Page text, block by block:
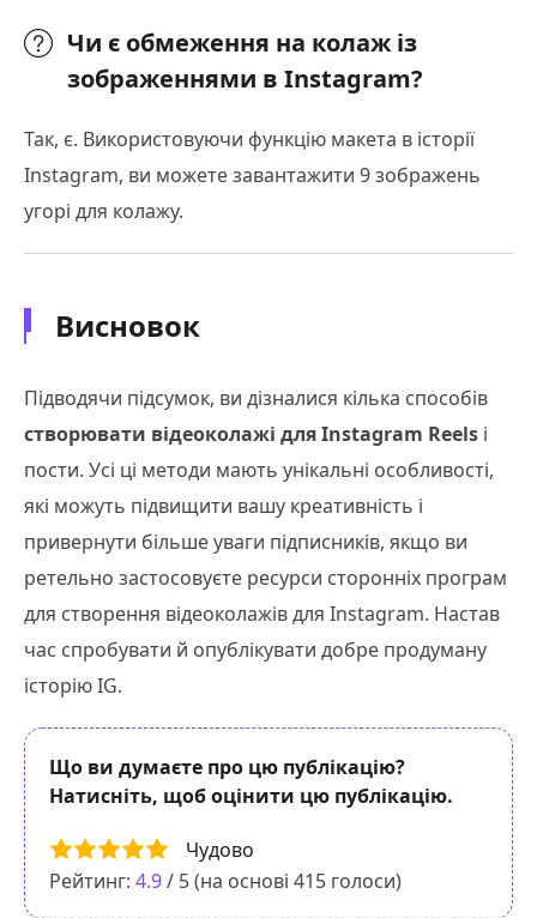
Чи є обмеження на колаж із
зображеннями в Instagram?
Так, є. Використовуючи функцію макета в історії
Instagram, ви можете завантажити 9 зображень
угорі для колажу.
Висновок
Підводячи підсумок, ви дізналися кілька способів
створювати відеоколажі для Instagram Reels і
пости. Усі ці методи мають унікальні особливості,
які можуть підвищити вашу креативність і
привернути більше уваги підписників, якщо ви
ретельно застосовуєте ресурси сторонніх програм
для створення відеоколажів для Instagram. Настав
час спробувати й опублікувати добре продуману
історію IG.
Що ви думаєте про цю публікацію?
Натисніть, щоб оцінити цю публікацію.
Чудово
Рейтинг: 4.9/ 5 (на основі 415 голоси)